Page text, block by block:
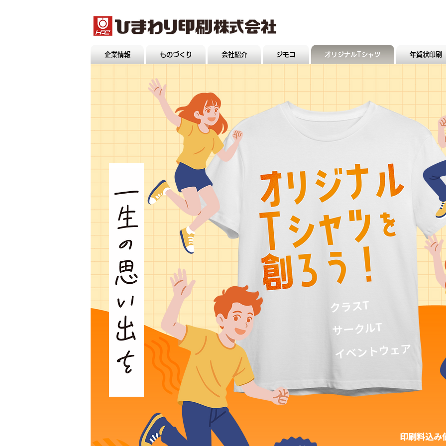
企業情報 ものづくり 会社紹介 ジモコ オリジナルTシャツ 年賀状印刷
​サークルT
イベントウェア
​クラスT
印刷料込み